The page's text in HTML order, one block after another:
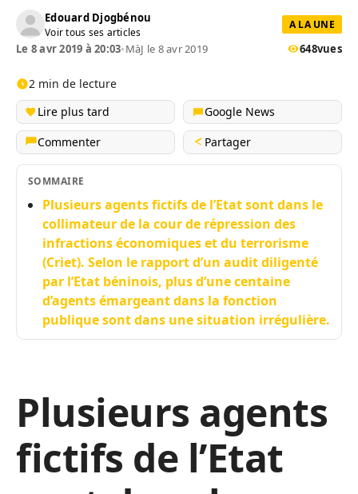
Edouard Djogbénou
Voir tous ses articles
A LA UNE
Le 8 avr 2019 à 20:03•MàJ le 8 avr 2019 648vues
2 min de lecture
Lire plus tard
Google News
Commenter
Partager
SOMMAIRE
Plusieurs agents fictifs de l’Etat sont dans le
collimateur de la cour de répression des
infractions économiques et du terrorisme
(Criet). Selon le rapport d’un audit diligenté
par l’Etat béninois, plus d’une centaine
d’agents émargeant dans la fonction
publique sont dans une situation irrégulière.
Plusieurs agents
fictifs de l’Etat